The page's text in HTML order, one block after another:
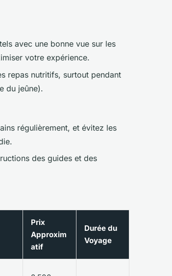
avec une bonne vue sur les
votre expérience.
repas nutritifs, surtout pendant
du jeûne).
régulièrement, et évitez les
des guides et des
Prix
Approxim
atif
Durée du
Voyage